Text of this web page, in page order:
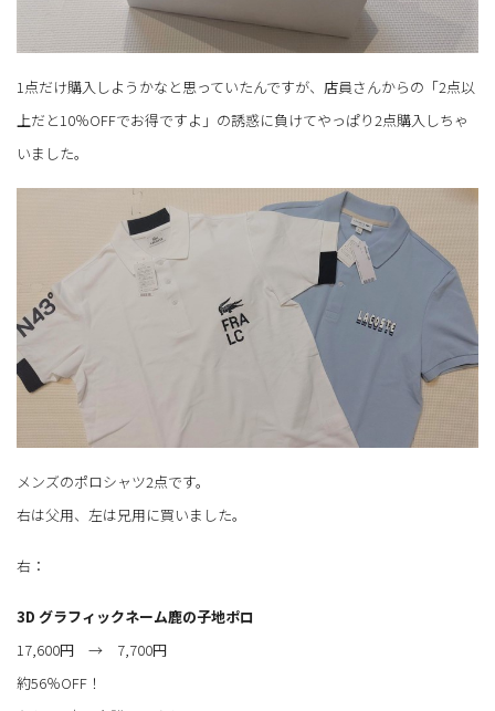
1点だけ購入しようかなと思っていたんですが、店員さんからの「2点以
上だと10％OFFでお得ですよ」の誘惑に負けてやっぱり2点購入しちゃ
いました。
メンズのポロシャツ2点です。
右は父用、左は兄用に買いました。
右：
3D グラフィックネーム鹿の子地ポロ
17,600円 → 7,700円
約56％OFF！